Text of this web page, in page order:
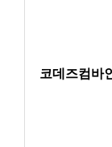
코데즈컴바